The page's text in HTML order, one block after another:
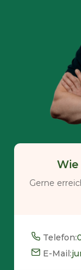
Wie
Gerne
Telefon:
E-Mail: